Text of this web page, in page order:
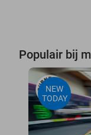
Populair bij
NEW
TODAY